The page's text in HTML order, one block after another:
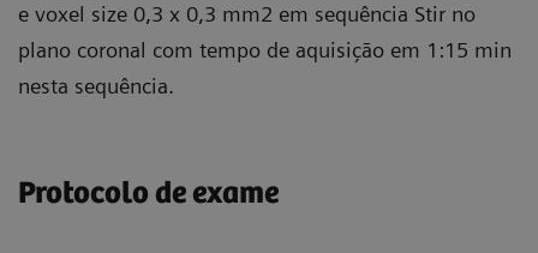
e voxel size 0,3 x 0,3 mm2 em sequência Stir no
plano coronal com tempo de aquisição em 1:15 min
nesta sequência.
Protocolo de exame